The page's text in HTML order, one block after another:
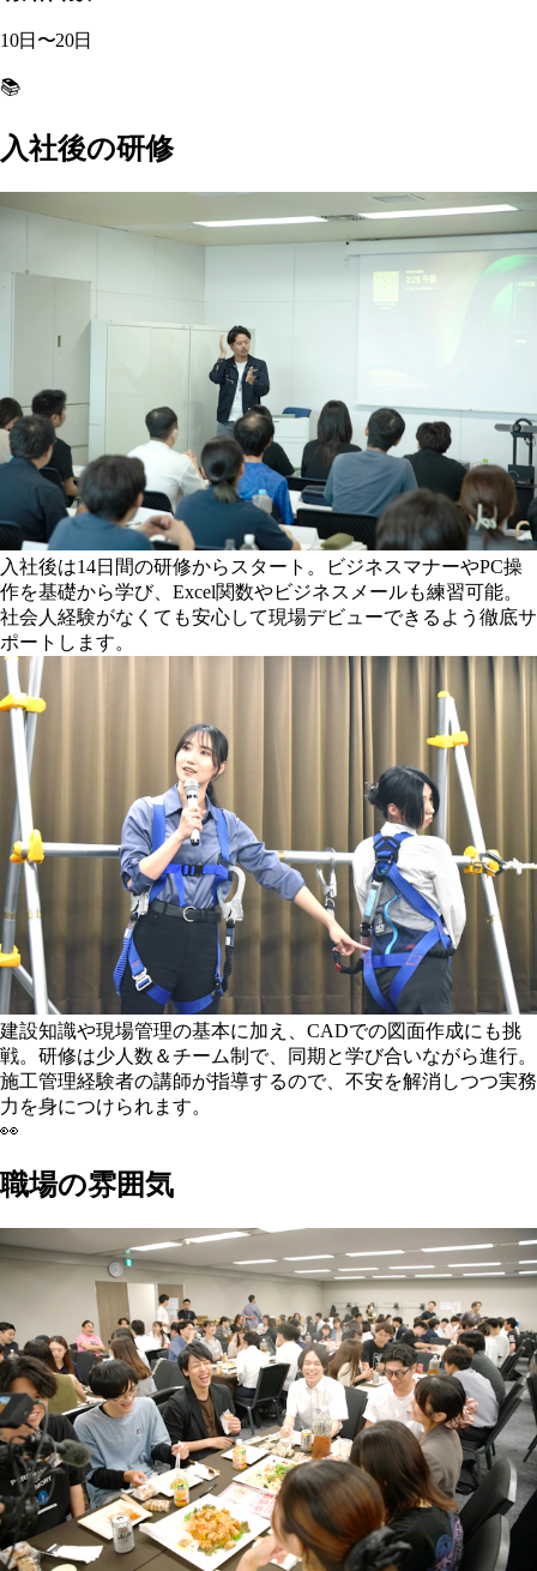
10日〜20日
📚
入社後の研修
入社後は14日間の研修からスタート。ビジネスマナーやPC操
作を基礎から学び、Excel関数やビジネスメールも練習可能。
社会人経験がなくても安心して現場デビューできるよう徹底サ
ポートします。
建設知識や現場管理の基本に加え、CADでの図面作成にも挑
戦。研修は少人数＆チーム制で、同期と学び合いながら進行。
施工管理経験者の講師が指導するので、不安を解消しつつ実務
力を身につけられます。
👀
職場の雰囲気